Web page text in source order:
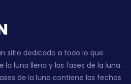
sitio dedicado a todo lo que
la luna llena y las fases de la luna.
de la luna contiene las fechas